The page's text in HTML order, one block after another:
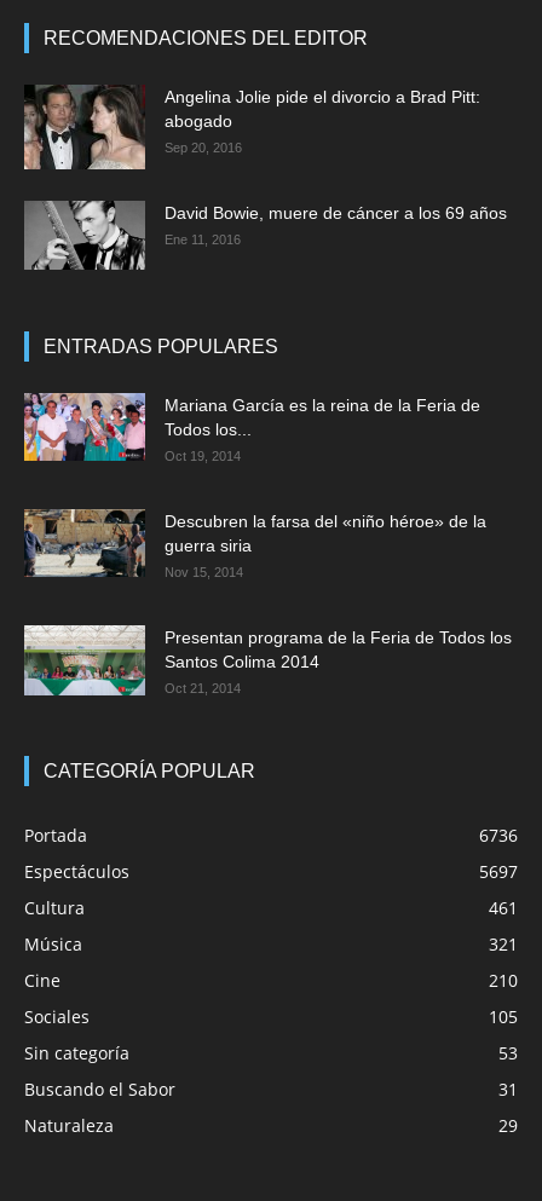
RECOMENDACIONES DEL EDITOR
Angelina Jolie pide el divorcio a Brad Pitt:
abogado
Sep 20, 2016
David Bowie, muere de cáncer a los 69 años
Ene 11, 2016
ENTRADAS POPULARES
Mariana García es la reina de la Feria de
Todos los...
Oct 19, 2014
Descubren la farsa del «niño héroe» de la
guerra siria
Nov 15, 2014
Presentan programa de la Feria de Todos los
Santos Colima 2014
Oct 21, 2014
CATEGORÍA POPULAR
Portada
6736
Espectáculos
5697
Cultura
461
Música
321
Cine
210
Sociales
105
Sin categoría
53
Buscando el Sabor
31
Naturaleza
29